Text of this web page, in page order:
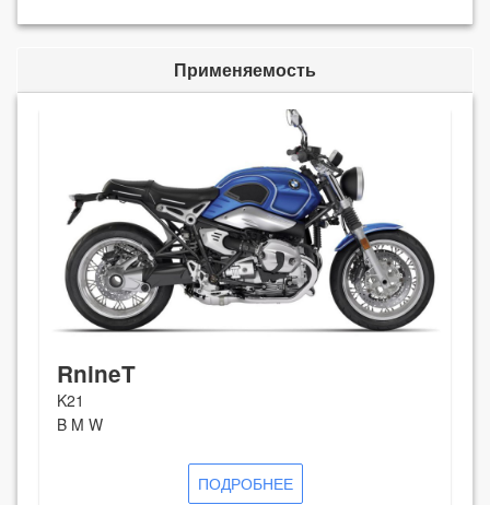
Применяемость
RnineT
K21
B M W
ПОДРОБНЕЕ